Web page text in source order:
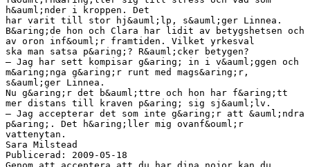
h&auml;nder i kroppen. Det
har varit till stor hj&auml;lp, s&auml;ger Linnea.
B&aring;de hon och Clara har lidit av betygshetsen och
av oron inf&ouml;r framtiden. Vilket yrkesval
ska man satsa p&aring;? R&auml;cker betygen?
– Jag har sett kompisar g&aring; in i v&auml;ggen och
m&aring;nga g&aring;r runt med mags&aring;r,
s&auml;ger Linnea.
Nu g&aring;r det b&auml;ttre och hon har f&aring;tt
mer distans till kraven p&aring; sig sj&auml;lv.
– Jag accepterar det som inte g&aring;r att &auml;ndra
p&aring;. Det h&aring;ller mig ovanf&ouml;r
vattenytan.
Sara Milstead
Publicerad: 2009-05-18